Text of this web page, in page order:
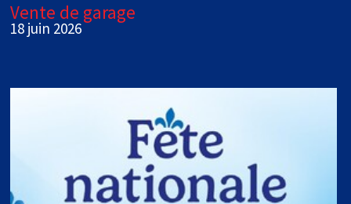
Vente de garage
18 juin 2026